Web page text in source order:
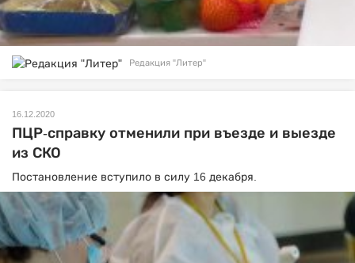
Редакция "Литер"
16.12.2020
ПЦР-справку отменили при въезде и выезде
из СКО
Постановление вступило в силу 16 декабря.